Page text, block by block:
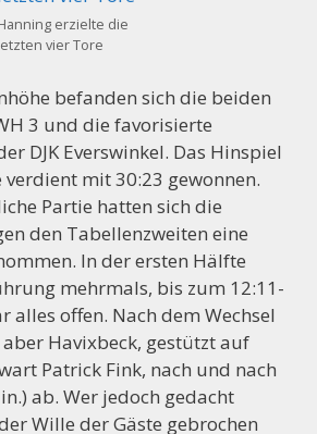
erzielte die
vier Tore
befanden sich die beiden
3 und die favorisierte
DJK Everswinkel. Das Hinspiel
verdient mit 30:23 gewonnen.
Partie hatten sich die
den Tabellenzweiten eine
In der ersten Hälfte
mehrmals, bis zum 12:11-
alles offen. Nach dem Wechsel
Havixbeck, gestützt auf
Patrick Fink, nach und nach
ab. Wer jedoch gedacht
Wille der Gäste gebrochen